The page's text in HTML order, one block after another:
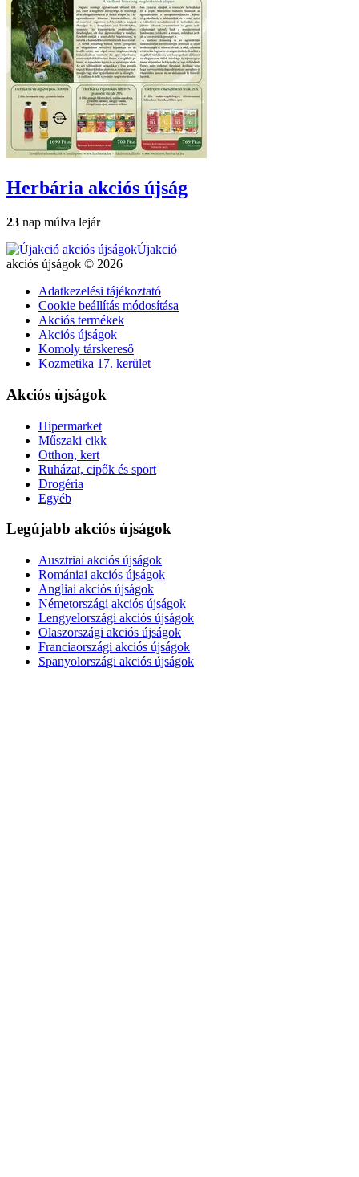
Herbária akciós újság
23 nap múlva lejár
Újakció
akciós újságok © 2026
Adatkezelési tájékoztató
Cookie beállítás módosítása
Akciós termékek
Akciós újságok
Komoly társkereső
Kozmetika 17. kerület
Akciós újságok
Hipermarket
Műszaki cikk
Otthon, kert
Ruházat, cipők és sport
Drogéria
Egyéb
Legújabb akciós újságok
Ausztriai akciós újságok
Romániai akciós újságok
Angliai akciós újságok
Németországi akciós újságok
Lengyelországi akciós újságok
Olaszországi akciós újságok
Franciaországi akciós újságok
Spanyolországi akciós újságok